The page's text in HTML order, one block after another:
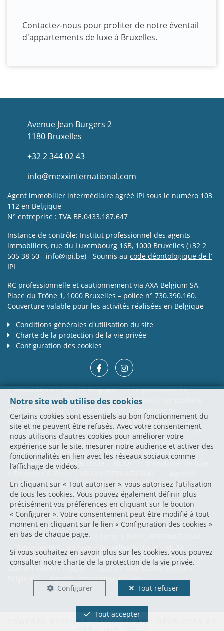
Contactez-nous pour profiter de notre éventail
d'appartements de luxe à Bruxelles.
Notre site web utilise des cookies
Certains cookies sont essentiels au bon fonctionnement du
site et ne peuvent être refusés. Avec votre consentement,
nous utilisons d’autres cookies pour améliorer votre
expérience sur le site, mesurer notre audience et activer des
fonctionnalités en lien avec les réseaux sociaux comme
l’affichage de vidéos.
En cliquant sur « Tout autoriser », vous autorisez l’utilisation
de tous les cookies. Vous pouvez également définir plus
précisément vos préférences en cliquant sur le bouton
« Configurer ». Votre consentement peut être modifié à tout
moment en cliquant sur le lien « Configuration des cookies »
en bas de chaque page.
Si vous souhaitez en savoir plus sur les cookies, vous pouvez
consulter notre charte de la protection de la vie privée.
Configurer Tout refuser
Tout accepter
Avenue Jean Burgers 2
1180 Bruxelles
+32 2 344 02 43
info@mexxinternational.com
Agent immobilier intermédiaire agréé IPI sous le numéro 103
112 en Belgique
N° entreprise : TVA BE.0433.187.647
Instance de contrôle: Institut professionnel des agents
immobiliers, rue du Luxembourg 16B, 1000 Bruxelles (+32 2
505 38 50 - info@ipi.be) - Soumis au code déontologique de l’
IPI
RC professionnelle et cautionnement via AXA Belgium SA,
Place du Trône 1, 1000 Bruxelles – police n° 730.390.160.
Couverture valable pour les activités réalisées en Belgique
Conditions générales d'utilisation du site
Charte de la protection de la vie privée
Configuration des cookies
L'immobilier de luxe en Belgique | Le penthouse en
Belgique et à travers le monde
L'évaluation immobilière
prestige | L'immobilier de prestige en location | Les
villas de luxe | La rénovation de yachts et voiliers | La
rénovation de bâtiments de prestige | La maison
d'architecte en Belgique | Immobilier de luxe et de
prestiges à Bruxelles & Uccle | MEXX
à Bruxelles & Uccle | MEXX INTERNATIONAL
immobilière de luxe à Bruxelles | MEXX INTERNATIONAL |
Penthouse à vendre à Bruxelles & Uccle | MEXX
INTERNATIONAL | Villa de luxe à vendre à Bruxelles &
Uccle | MEXX INTERNATIONAL | Villa en location à
Bruxelles & Uccle | MEXX INTERNATIONAL | Maison de
luxe à vendre à Bruxelles & Uccle | MEXX INTERNATIONAL
Appartements de luxe à Bruxelles & Uccle | MEXX
INTERNATIONAL | Immobilier de luxe à Waterloo dans le
Brabant Wallon | MEXX |
Luxury Real Estate Brussels
Belgium | Agence immobilière de luxe
WHISE DESIGNED AND DEVELOPED BY